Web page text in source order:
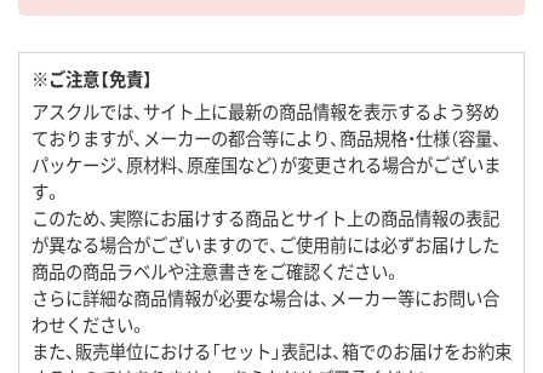
※ご注意【免責】
アスクルでは、サイト上に最新の商品情報を表示するよう努め
ておりますが、メーカーの都合等により、商品規格・仕様（容量、
パッケージ、原材料、原産国など）が変更される場合がございま
す。
このため、実際にお届けする商品とサイト上の商品情報の表記
が異なる場合がございますので、ご使用前には必ずお届けした
商品の商品ラベルや注意書きをご確認ください。
さらに詳細な商品情報が必要な場合は、メーカー等にお問い合
わせください。
また、販売単位における「セット」表記は、箱でのお届けをお約束